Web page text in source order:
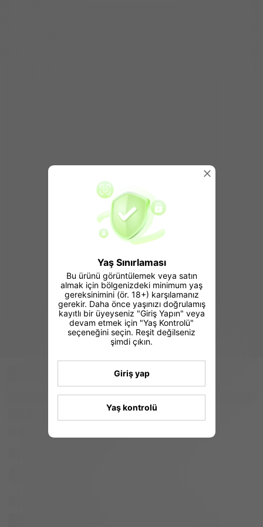
Yaş Sınırlaması
Bu ürünü görüntülemek veya satın
almak için bölgenizdeki minimum yaş
gereksinimini (ör. 18+) karşılamanız
gerekir. Daha önce yaşınızı doğrulamış
kayıtlı bir üyeyseniz "Giriş Yapın" veya
devam etmek için "Yaş Kontrolü"
seçeneğini seçin. Reşit değilseniz
şimdi çıkın.
Giriş yap
Yaş kontrolü